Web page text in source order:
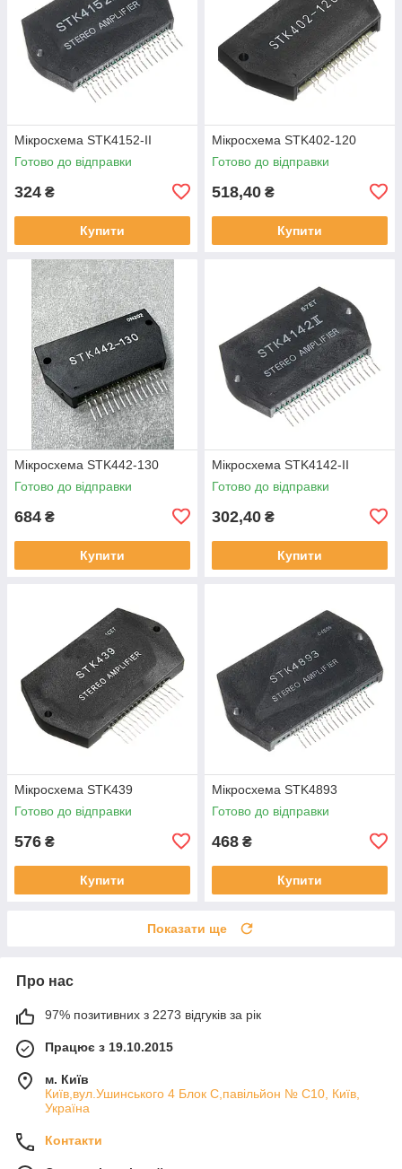
Мікросхема STK4152-II
Готово до відправки
324 ₴
Купити
Мікросхема STK402-120
Готово до відправки
518,40 ₴
Купити
Мікросхема STK442-130
Готово до відправки
684 ₴
Купити
Мікросхема STK4142-II
Готово до відправки
302,40 ₴
Купити
Мікросхема STK439
Готово до відправки
576 ₴
Купити
Мікросхема STK4893
Готово до відправки
468 ₴
Купити
Показати ще
Про нас
97% позитивних з 2273 відгуків за рік
Працює з 19.10.2015
м. Київ
Київ,вул.Ушинського 4 Блок С,павільйон № С10, Київ,
Україна
Контакти